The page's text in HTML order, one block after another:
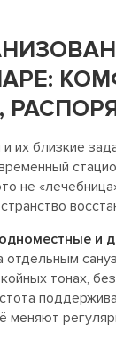
их близкие
не
одноместные и
тонах,
меняют